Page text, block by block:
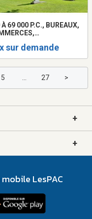
sur demande
5 ... 27 >
+
+
LesPAC